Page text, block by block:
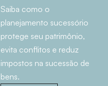
Saiba como o
planejamento sucessório
protege seu patrimônio,
evita conflitos e reduz
impostos na sucessão de
bens.